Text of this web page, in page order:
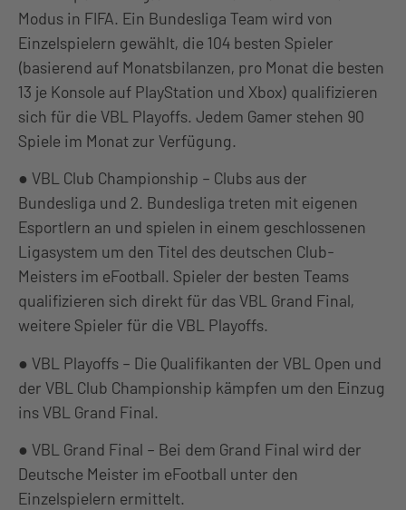
Modus in FIFA. Ein Bundesliga Team wird von
Einzelspielern gewählt, die 104 besten Spieler
(basierend auf Monatsbilanzen, pro Monat die besten
13 je Konsole auf PlayStation und Xbox) qualifizieren
sich für die VBL Playoffs. Jedem Gamer stehen 90
Spiele im Monat zur Verfügung.
● VBL Club Championship – Clubs aus der
Bundesliga und 2. Bundesliga treten mit eigenen
Esportlern an und spielen in einem geschlossenen
Ligasystem um den Titel des deutschen Club-
Meisters im eFootball. Spieler der besten Teams
qualifizieren sich direkt für das VBL Grand Final,
weitere Spieler für die VBL Playoffs.
● VBL Playoffs – Die Qualifikanten der VBL Open und
der VBL Club Championship kämpfen um den Einzug
ins VBL Grand Final.
● VBL Grand Final – Bei dem Grand Final wird der
Deutsche Meister im eFootball unter den
Einzelspielern ermittelt.